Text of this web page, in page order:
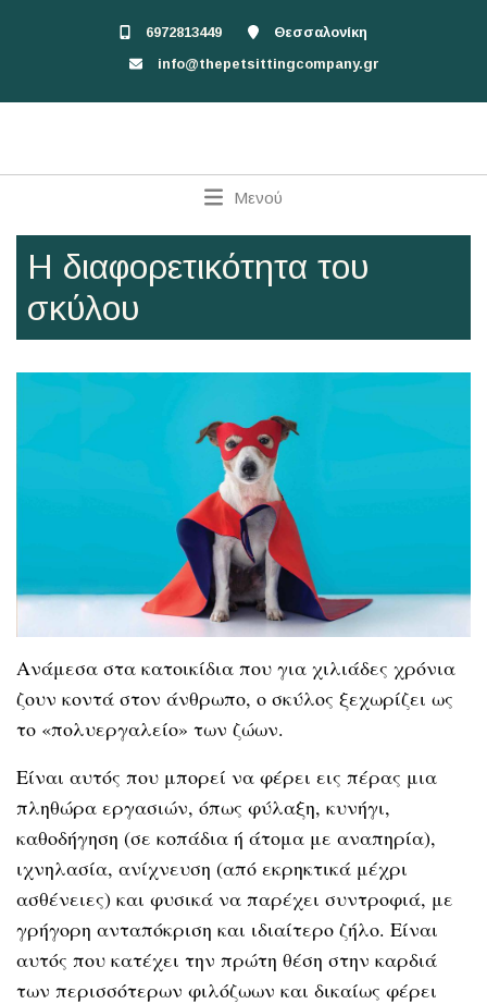
6972813449
Θεσσαλονίκη
info@thepetsittingcompany.gr
Μενού
Η διαφορετικότητα του
σκύλου
Ανάμεσα στα κατοικίδια που για χιλιάδες χρόνια
ζουν κοντά στον άνθρωπο, ο σκύλος ξεχωρίζει ως
το «πολυεργαλείο» των ζώων.
Είναι αυτός που μπορεί να φέρει εις πέρας μια
πληθώρα εργασιών, όπως φύλαξη, κυνήγι,
καθοδήγηση (σε κοπάδια ή άτομα με αναπηρία),
ιχνηλασία, ανίχνευση (από εκρηκτικά μέχρι
ασθένειες) και φυσικά να παρέχει συντροφιά, με
γρήγορη ανταπόκριση και ιδιαίτερο ζήλο. Είναι
αυτός που κατέχει την πρώτη θέση στην καρδιά
των περισσότερων φιλόζωων και δικαίως φέρει